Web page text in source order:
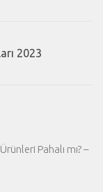
2023
Pahalı mı? –